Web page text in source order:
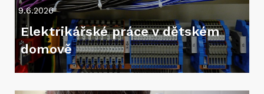
9.6.2026
Elektrikářské práce v dětském
domově